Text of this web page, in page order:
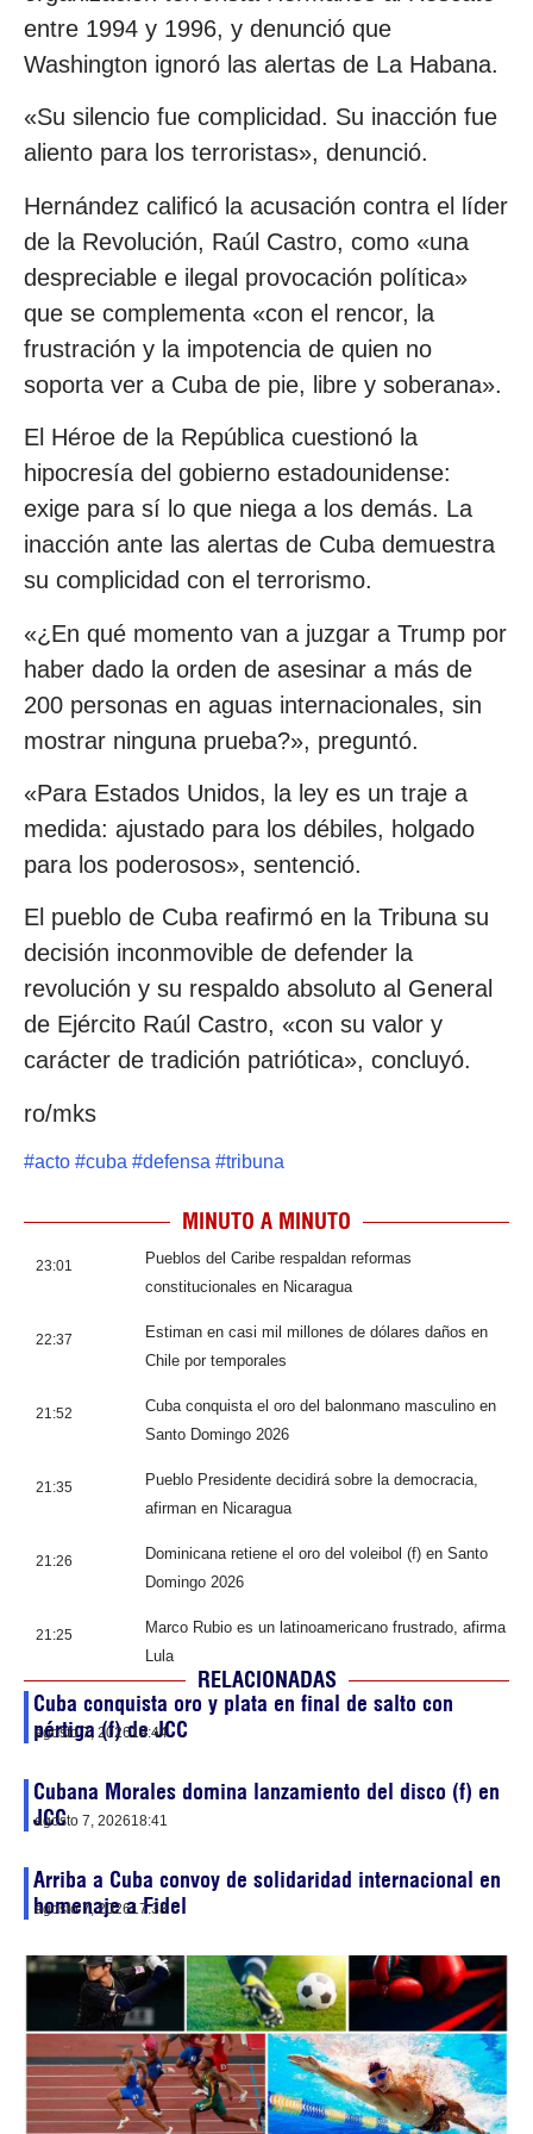
entre 1994 y 1996, y denunció que
Washington ignoró las alertas de La Habana.
«Su silencio fue complicidad. Su inacción fue
aliento para los terroristas», denunció.
Hernández calificó la acusación contra el líder
de la Revolución, Raúl Castro, como «una
despreciable e ilegal provocación política»
que se complementa «con el rencor, la
frustración y la impotencia de quien no
soporta ver a Cuba de pie, libre y soberana».
El Héroe de la República cuestionó la
hipocresía del gobierno estadounidense:
exige para sí lo que niega a los demás. La
inacción ante las alertas de Cuba demuestra
su complicidad con el terrorismo.
«¿En qué momento van a juzgar a Trump por
haber dado la orden de asesinar a más de
200 personas en aguas internacionales, sin
mostrar ninguna prueba?», preguntó.
«Para Estados Unidos, la ley es un traje a
medida: ajustado para los débiles, holgado
para los poderosos», sentenció.
El pueblo de Cuba reafirmó en la Tribuna su
decisión inconmovible de defender la
revolución y su respaldo absoluto al General
de Ejército Raúl Castro, «con su valor y
carácter de tradición patriótica», concluyó.
ro/mks
#acto #cuba #defensa #tribuna
MINUTO A MINUTO
23:01
Pueblos del Caribe respaldan reformas
constitucionales en Nicaragua
22:37
Estiman en casi mil millones de dólares daños en
Chile por temporales
21:52
Cuba conquista el oro del balonmano masculino en
Santo Domingo 2026
21:35
Pueblo Presidente decidirá sobre la democracia,
afirman en Nicaragua
21:26
Dominicana retiene el oro del voleibol (f) en Santo
Domingo 2026
21:25
Marco Rubio es un latinoamericano frustrado, afirma
Lula
RELACIONADAS
Cuba conquista oro y plata en final de salto con
pértiga (f) de JCC
agosto 7, 202619:44
Cubana Morales domina lanzamiento del disco (f) en
JCC
agosto 7, 202618:41
Arriba a Cuba convoy de solidaridad internacional en
homenaje a Fidel
agosto 7, 202617:38